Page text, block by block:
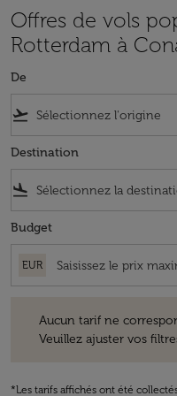
Offres de vols
Rotterdam à
De
flight_takeoff
Destination
flight_land
Budget
EUR
Aucun tarif ne
Veuillez ajuster vos
*Les tarifs affichés ont été